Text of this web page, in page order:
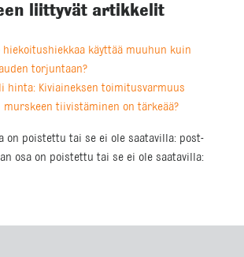
liittyvät artikkelit
hiekoitushiekkaa käyttää muuhun kuin
torjuntaan?
hinta: Kiviaineksen toimitusvarmuus
murskeen tiivistäminen on tärkeää?
on poistettu tai se ei ole saatavilla: post-
osa on poistettu tai se ei ole saatavilla: